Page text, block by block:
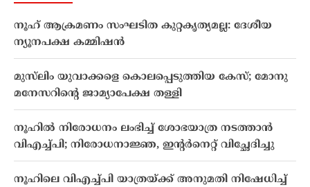
നൂഹ് ആക്രമണം സംഘടിത കുറ്റകൃത്യമല്ല: ദേശീയ
ന്യൂനപക്ഷ കമ്മിഷൻ
മുസ്‍ലിം യുവാക്കളെ കൊലപ്പെടുത്തിയ കേസ്; മോനു
മനേസറിന്‍റെ ജാമ്യാപേക്ഷ തള്ളി
നൂഹില്‍ നിരോധനം ലംഭിച്ച് ശോഭയാത്ര നടത്താൻ
വിഎച്ച്പി; നിരോധനാജ്ഞ, ഇന്റര്‍നെറ്റ് വിച്ഛേദിച്ചു
നൂഹിലെ വിഎച്ച്പി യാത്രയ്ക്ക് അനുമതി നിഷേധിച്ച്